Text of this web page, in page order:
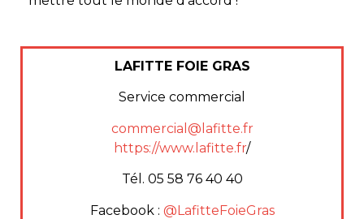
LAFITTE FOIE GRAS
Service commercial
commercial@lafitte.fr
https://www.lafitte.fr/
Tél. 05 58 76 40 40
Facebook : @LafitteFoieGras